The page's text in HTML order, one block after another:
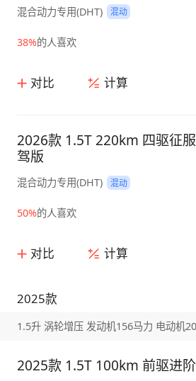
混合动力专用(DHT) 混动
38%的人喜欢
对比 计算
2026款 1.5T 220km 四驱征
驾版
混合动力专用(DHT) 混动
50%的人喜欢
对比 计算
2025款
1.5升 涡轮增压 发动机156马力 电动机
2025款 1.5T 100km 前驱进